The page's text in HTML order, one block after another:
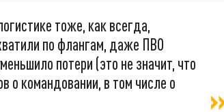
тоже, как всегда,
по флангам, даже ПВО
потери (это не значит, что
о командовании, в том числе о